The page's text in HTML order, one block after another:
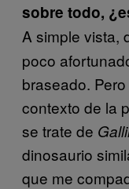
sobre todo,
A simple vista,
poco
braseado.
contexto de la
se trate de
dinosaurio
que me